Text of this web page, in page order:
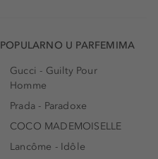
POPULARNO U PARFEMIMA
Gucci - Guilty Pour
Homme
Prada - Paradoxe
COCO MADEMOISELLE
Lancôme - Idôle